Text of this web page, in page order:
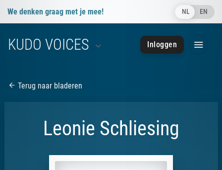
We denken graag met je mee! NL EN
info@kudovoices.nl
050 - 85 091 28
KUDO VOICES Inloggen
Terug naar bladeren
Leonie Schliesing